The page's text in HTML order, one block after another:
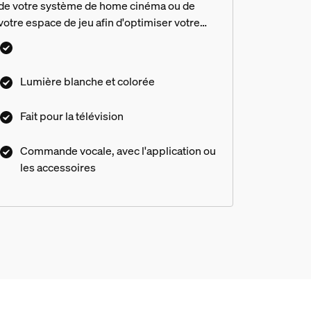
votre système de home cinéma ou de
espace de jeu afin d'optimiser votre
multimédia.
Lumière blanche et colorée
Fait pour la télévision
Commande vocale, avec l'application ou
les accessoires